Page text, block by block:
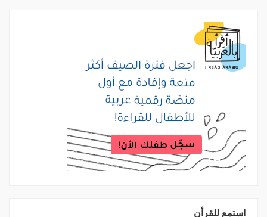
استمع للقرأن